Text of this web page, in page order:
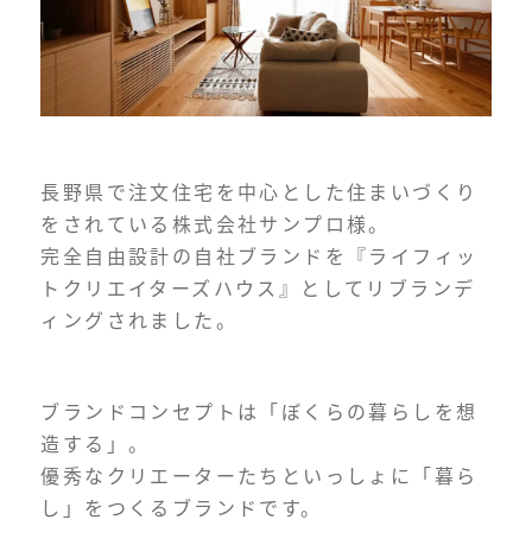
長野県で注文住宅を中心とした住まいづくり
をされている株式会社サンプロ様。
完全自由設計の自社ブランドを『ライフィッ
トクリエイターズハウス』としてリブランデ
ィングされました。
ブランドコンセプトは「ぼくらの暮らしを想
造する」。
優秀なクリエーターたちといっしょに「暮ら
し」をつくるブランドです。